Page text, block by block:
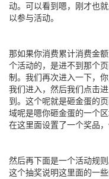
动。可以看到嗯，刚才也
以参与活动。
那如果你消费累计消费金
个活动的，是进不到那个
制。我们再次进入一下，
我们进入，然后我们点击
到。这个呢就是砸金蛋的
域呢是嗯你砸金蛋的一个
在这里面设置了一个奖品
然后再下面是一个活动规
这个抽奖说明这里面的一